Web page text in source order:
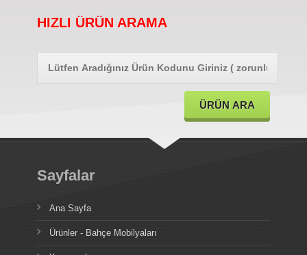
HIZLI ÜRÜN ARAMA
Sayfalar
Ana Sayfa
Ürünler - Bahçe Mobilyaları